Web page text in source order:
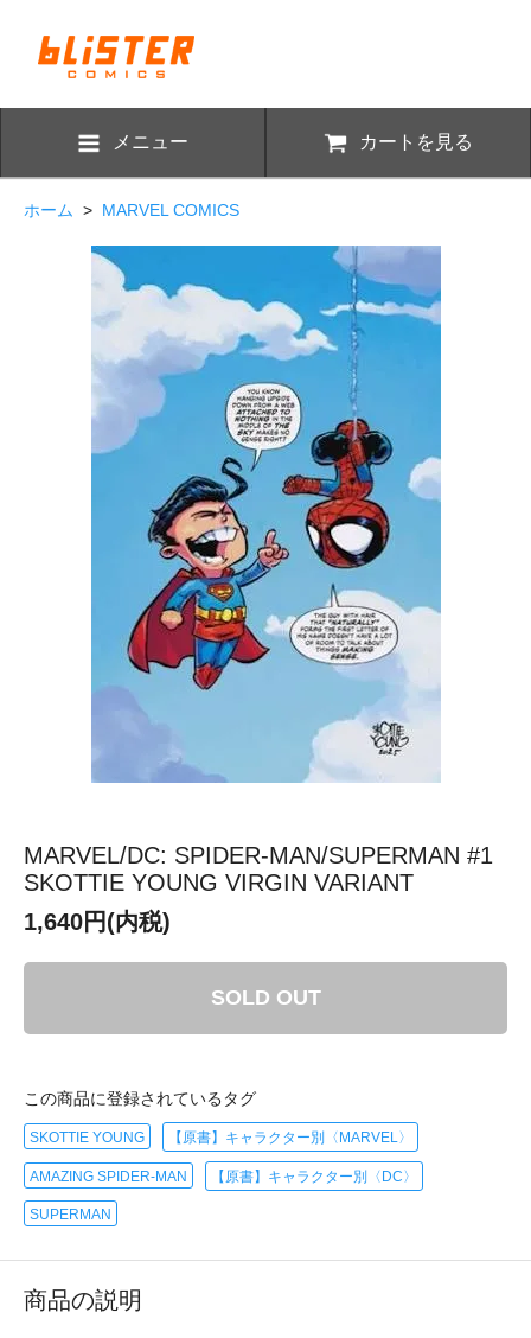
メニュー カートを見る
ホーム > MARVEL COMICS
MARVEL/DC: SPIDER-MAN/SUPERMAN #1
SKOTTIE YOUNG VIRGIN VARIANT
1,640円(内税)
SOLD OUT
この商品に登録されているタグ
SKOTTIE YOUNG 【原書】キャラクター別〈MARVEL〉
AMAZING SPIDER-MAN 【原書】キャラクター別〈DC〉
SUPERMAN
商品の説明